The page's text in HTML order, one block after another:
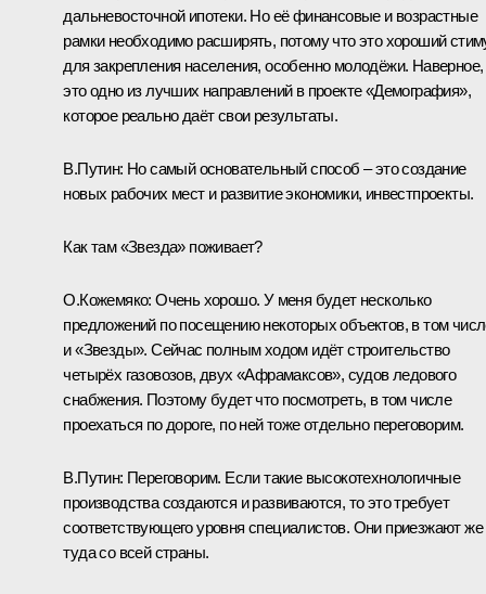
дальневосточной ипотеки. Но её финансовые и возрастные
рамки необходимо расширять, потому что это хороший
для закрепления населения, особенно молодёжи. Наверное,
это одно из лучших направлений в проекте «Демография»,
которое реально даёт свои результаты.
В.Путин: Но самый основательный способ – это создание
новых рабочих мест и развитие экономики, инвестпроекты.
Как там «Звезда» поживает?
О.Кожемяко: Очень хорошо. У меня будет несколько
предложений по посещению некоторых объектов, в том
и «Звезды». Сейчас полным ходом идёт строительство
четырёх газовозов, двух «Афрамаксов», судов ледового
снабжения. Поэтому будет что посмотреть, в том числе
проехаться по дороге, по ней тоже отдельно переговорим.
В.Путин: Переговорим. Если такие высокотехнологичные
производства создаются и развиваются, то это требует
соответствующего уровня специалистов. Они приезжают же
туда со всей страны.